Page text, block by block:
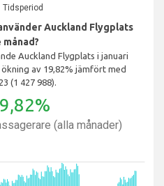
Tidsperiod
Auckland Flygplats
Auckland Flygplats i januari
av 19,82% jämfört med
(1 427 988).
(alla månader)